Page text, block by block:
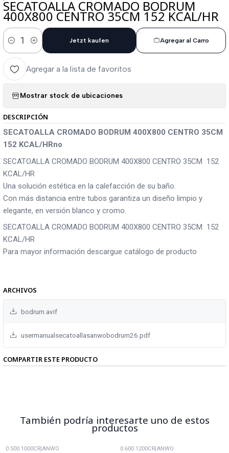
SECATOALLA CROMADO BODRUM
400X800 CENTRO 35CM 152 KCAL/HR
Cantidad
Agregar al Carro
Jetzt kaufen
Agregar a la lista de favoritos
Mostrar stock de ubicaciones
DESCRIPCIÓN
SECATOALLA CROMADO BODRUM 400X800 CENTRO 35CM
152 KCAL/HRno
SECATOALLA CROMADO BODRUM 400X800 CENTRO 35CM 152
KCAL/HR
Una solución estética en la calefacción de su baño.
Con más distancia entre tubos garantiza un diseño limpio y
elegante, en versión blanco y cromo.
SECATOALLA CROMADO BODRUM 400X800 CENTRO 35CM 152
KCAL/HR
Para mayor información descargue catálogo de producto
ARCHIVOS
bodrum.avif
usermanualsecatoallasanwobodrum26.pdf
COMPARTIR ESTE PRODUCTO
También podría interesarte uno de estos
productos
0.500.1000CR ANWO 0.600.1200CR ANWO